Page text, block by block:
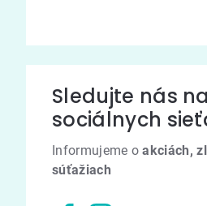
Sledujte nás na
sociálnych
Informujeme oakciách,
súťažiach